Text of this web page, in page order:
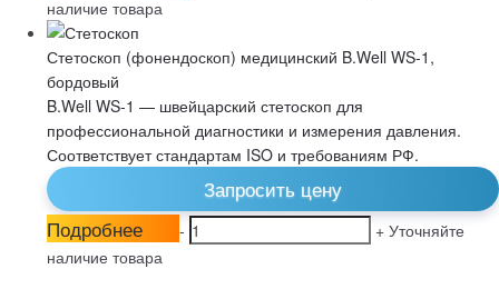
наличие товара
Стетоскоп (фонендоскоп) медицинский B.Well WS-1,
бордовый
B.Well WS-1 — швейцарский стетоскоп для
профессиональной диагностики и измерения давления.
Соответствует стандартам ISO и требованиям РФ.
Запросить цену
Подробнее
- + Уточняйте
наличие товара